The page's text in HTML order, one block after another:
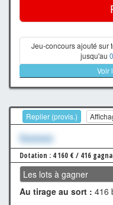
Jeu-concours ajouté sur
jusqu'au
Voir
Replier (provis.)
Xxxxxxx
Dotation : 4 160 € / 416
Les lots à gagner
Au tirage au sort : 416